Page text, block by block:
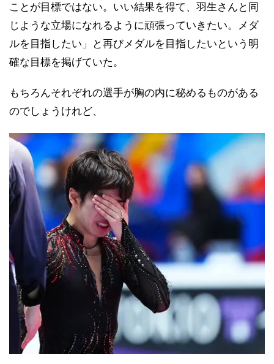
ことが目標ではない。いい結果を得て、羽生さんと同
じような立場になれるように頑張っていきたい。メダ
ルを目指したい」と再びメダルを目指したいという明
確な目標を掲げていた。
もちろんそれぞれの選手が胸の内に秘めるものがある
のでしょうけれど、